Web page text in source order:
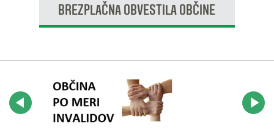
BREZPLAČNA OBVESTILA OBČINE